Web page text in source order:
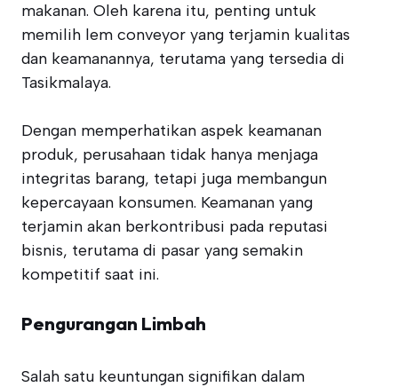
makanan. Oleh karena itu, penting untuk
memilih lem conveyor yang terjamin kualitas
dan keamanannya, terutama yang tersedia di
Tasikmalaya.
Dengan memperhatikan aspek keamanan
produk, perusahaan tidak hanya menjaga
integritas barang, tetapi juga membangun
kepercayaan konsumen. Keamanan yang
terjamin akan berkontribusi pada reputasi
bisnis, terutama di pasar yang semakin
kompetitif saat ini.
Pengurangan Limbah
Salah satu keuntungan signifikan dalam